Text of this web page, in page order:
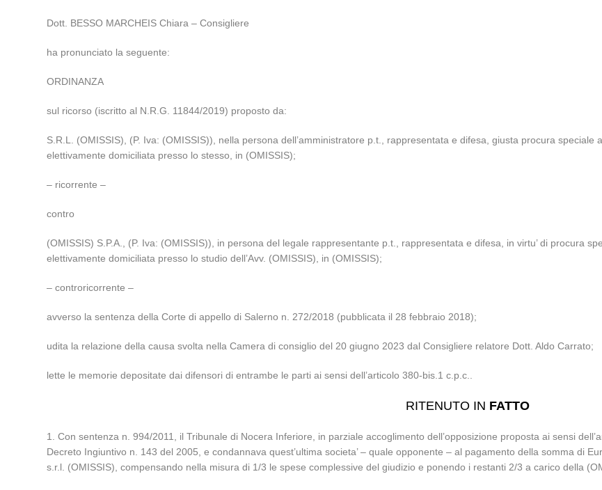
Dott. BESSO MARCHEIS Chiara – Consigliere
ha pronunciato la seguente:
ORDINANZA
sul ricorso (iscritto al N.R.G. 11844/2019) proposto da:
S.R.L. (OMISSIS), (P. Iva: (OMISSIS)), nella persona dell’amministratore p.t., rappresentata e difesa, giusta procura speciale
elettivamente domiciliata presso lo stesso, in (OMISSIS);
– ricorrente –
contro
(OMISSIS) S.P.A., (P. Iva: (OMISSIS)), in persona del legale rappresentante p.t., rappresentata e difesa, in virtu’ di procura
elettivamente domiciliata presso lo studio dell’Avv. (OMISSIS), in (OMISSIS);
– controricorrente –
avverso la sentenza della Corte di appello di Salerno n. 272/2018 (pubblicata il 28 febbraio 2018);
udita la relazione della causa svolta nella Camera di consiglio del 20 giugno 2023 dal Consigliere relatore Dott. Aldo Carrato;
lette le memorie depositate dai difensori di entrambe le parti ai sensi dell’articolo 380-bis.1 c.p.c..
RITENUTO IN FATTO
1. Con sentenza n. 994/2011, il Tribunale di Nocera Inferiore, in parziale accoglimento dell’opposizione proposta ai sensi
Decreto Ingiuntivo n. 143 del 2005, e condannava quest’ultima societa’ – quale opponente – al pagamento della somma di
s.r.l. (OMISSIS), compensando nella misura di 1/3 le spese complessive del giudizio e ponendo i restanti 2/3 a carico della